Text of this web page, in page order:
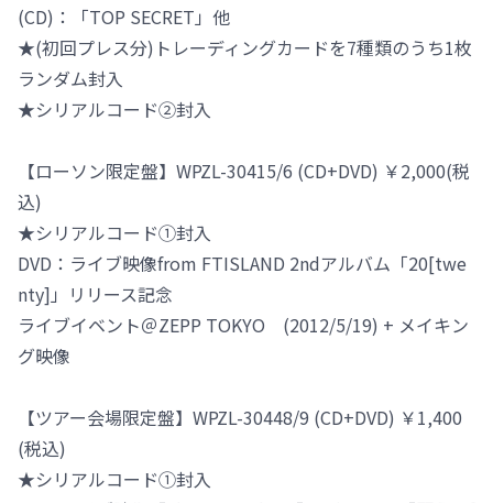
(CD)：「TOP SECRET」他
★(初回プレス分)トレーディングカードを7種類のうち1枚
ランダム封入
★シリアルコード②封入
【ローソン限定盤】WPZL-30415/6 (CD+DVD) ￥2,000(税
込)
★シリアルコード①封入
DVD：ライブ映像from FTISLAND 2ndアルバム「20[twe
nty]」リリース記念
ライブイベント＠ZEPP TOKYO (2012/5/19) + メイキン
グ映像
【ツアー会場限定盤】WPZL-30448/9 (CD+DVD) ￥1,400
(税込)
★シリアルコード①封入